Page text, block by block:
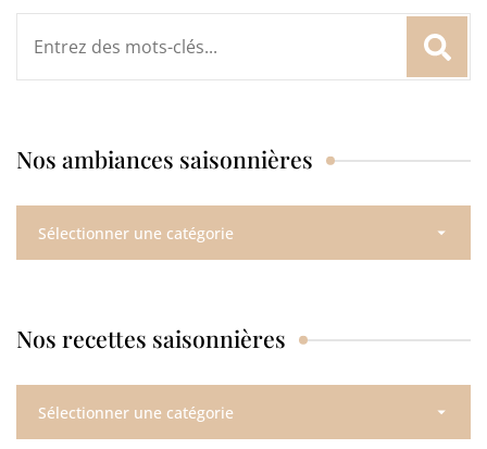
Nos ambiances saisonnières
Nos recettes saisonnières